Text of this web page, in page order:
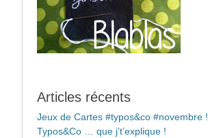
Articles récents
Jeux de Cartes #typos&co #novembre !
Typos&Co … que j’t’explique !